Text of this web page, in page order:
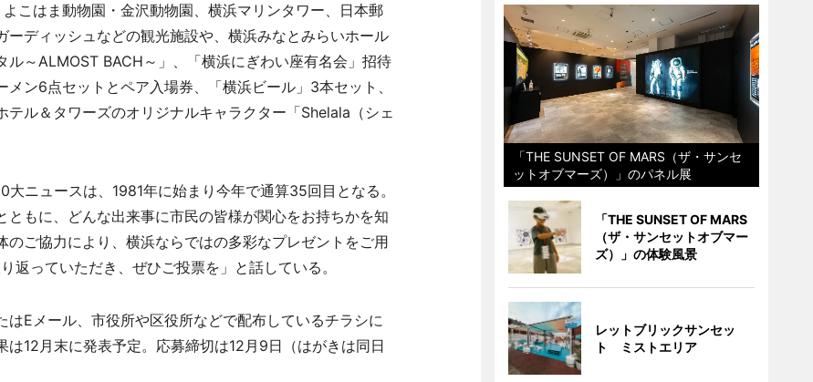
こはま動物園・金沢動物園、横浜マリンタワー、日本郵
ディッシュなどの観光施設や、横浜みなとみらいホール
ル～ALMOST BACH～」、「横浜にぎわい座有名会」招待
ン6点セットとペア入場券、「横浜ビール」3本セット、
ル＆タワーズのオリジナルキャラクター「Shelala（シェ
ニュースは、1981年に始まり今年で通算35回目となる。
もに、どんな出来事に市民の皆様が関心をお持ちかを知
ご協力により、横浜ならではの多彩なプレゼントをご用
返っていただき、ぜひご投票を」と話している。
Eメール、市役所や区役所などで配布しているチラシに
12月末に発表予定。応募締切は12月9日（はがきは同日
「THE SUNSET OF MARS（ザ・サンセ
ットオブマーズ）」のパネル展
「THE SUNSET OF MARS
（ザ・サンセットオブマー
ズ）」の体験風景
レットブリックサンセッ
ト ミストエリア